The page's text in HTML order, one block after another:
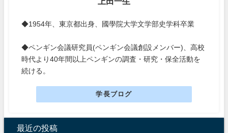
◆1954年、東京都出身、國學院大学文学部史学科卒業
◆ペンギン会議研究員(ペンギン会議創設メンバー)、高校
時代より40年間以上ペンギンの調査・研究・保全活動を
続ける。
学長ブログ
最近の投稿